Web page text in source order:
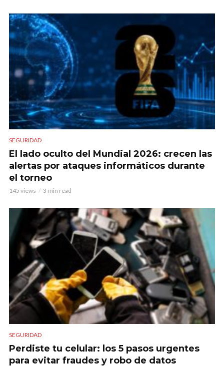
SEGURIDAD
El lado oculto del Mundial 2026: crecen las
alertas por ataques informáticos durante
el torneo
145 views 3 min read
SEGURIDAD
Perdiste tu celular: los 5 pasos urgentes
para evitar fraudes y robo de datos